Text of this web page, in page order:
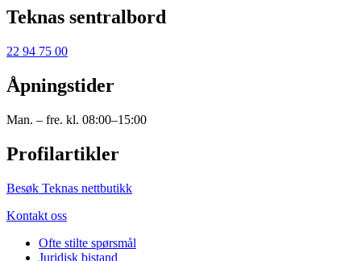
Teknas sentralbord
22 94 75 00
Åpningstider
Man. – fre. kl. 08:00–15:00
Profilartikler
Besøk Teknas nettbutikk
Kontakt oss
Ofte stilte spørsmål
Juridisk bistand